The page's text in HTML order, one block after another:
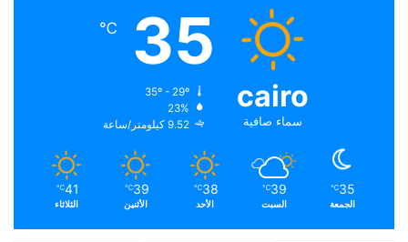
cairo
سماء صافية
35
℃
23%
9.52 كيلومتر/ساعة
35
℃
الجمعة
39
℃
السبت
38
℃
الأحد
39
℃
الأثنين
41
℃
الثلاثاء